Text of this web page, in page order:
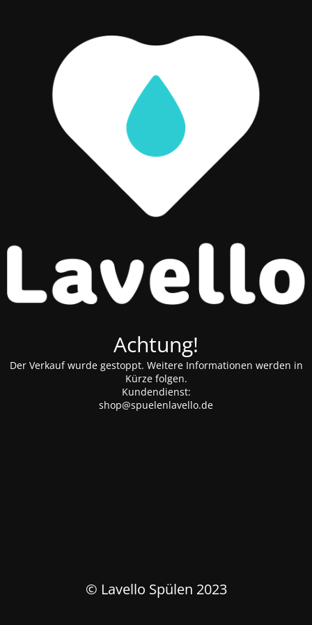
Achtung!
Der Verkauf wurde gestoppt. Weitere Informationen werden in
Kürze folgen.
Kundendienst:
shop@spuelenlavello.de
© Lavello Spülen 2023